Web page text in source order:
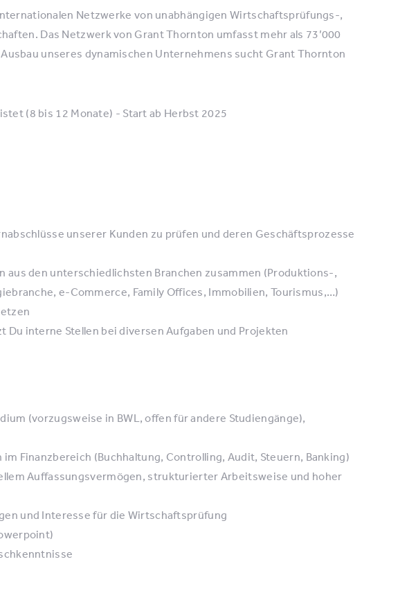
Netzwerke von unabhängigen Wirtschaftsprüfungs-,
Das Netzwerk von Grant Thornton umfasst mehr als 73’000
unseres dynamischen Unternehmens sucht Grant Thornton
(8 bis 12 Monate) - Start ab Herbst 2025
unserer Kunden zu prüfen und deren Geschäftsprozesse
aus den unterschiedlichsten Branchen zusammen (Produktions-,
e-Commerce, Family Offices, Immobilien, Tourismus,…)
interne Stellen bei diversen Aufgaben und Projekten
(vorzugsweise in BWL, offen für andere Studiengänge),
Finanzbereich (Buchhaltung, Controlling, Audit, Steuern, Banking)
Auffassungsvermögen, strukturierter Arbeitsweise und hoher
und Interesse für die Wirtschaftsprüfung